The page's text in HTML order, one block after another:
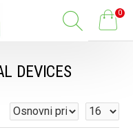
0
DEVICES